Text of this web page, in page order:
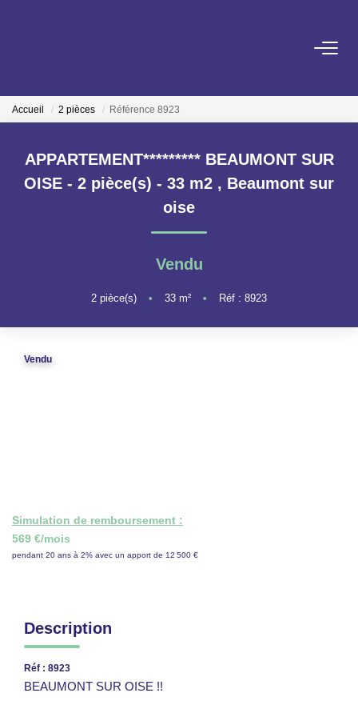
ESTIMER
NOS AGENCES
Accueil 2 pièces Référence 8923
APPARTEMENT********* BEAUMONT SUR
OISE - 2 pièce(s) - 33 m2 , Beaumont sur
oise
Vendu
2 pièce(s) • 33 m² • Réf : 8923
Vendu
Simulation de remboursement :
569 €/mois
pendant 20 ans à 2% avec un apport de 12 500 €
Description
Réf : 8923
BEAUMONT SUR OISE !!